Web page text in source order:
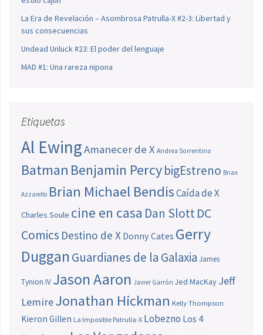
La Era de Revelación – Asombrosa Patrulla-X #2-3: Libertad y
sus consecuencias
Undead Unluck #23: El poder del lenguaje
MAD #1: Una rareza nipona
Etiquetas
Al EwingAmanecer de X Andrea Sorrentino
Batman Benjamin PercybigEstreno Brian
Azzarello Brian Michael BendisCaída de X
Charles Soule cine en casa Dan SlottDC
Comics Destino de X Donny Cates Gerry
Duggan Guardianes de la Galaxia James
Tynion IV Jason Aaron Javier Garrón Jed MacKay Jeff
LemireJonathan Hickman Kelly Thompson
Kieron Gillen La Imposible Patrulla-X Lobezno Los 4